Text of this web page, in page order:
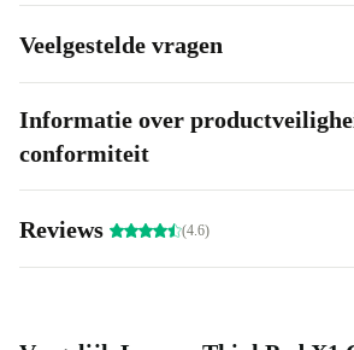
Laag gewicht
Veelgestelde vragen
Informatie over
conformiteit
Reviews (4.6)